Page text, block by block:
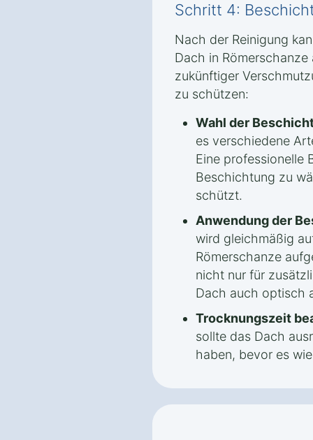
Schritt 4:
Nach der Reinigung
Dach in
zukünftiger
zu schützen:
Wahl der
es verschiedene
Eine professionelle
Beschichtung zu
schützt.
Anwendung der
wird gleichmäßig
Römerschanze
nicht nur für
Dach auch optisch
Trocknungszeit
sollte das Dach
haben, bevor es